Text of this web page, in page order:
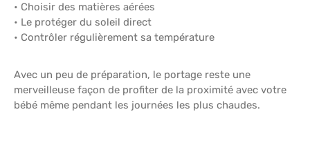
• Choisir des matières aérées
• Le protéger du soleil direct
• Contrôler régulièrement sa température
Avec un peu de préparation, le portage reste une
merveilleuse façon de profiter de la proximité avec votre
bébé même pendant les journées les plus chaudes.